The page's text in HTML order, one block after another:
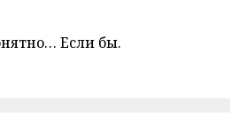
Если бы.